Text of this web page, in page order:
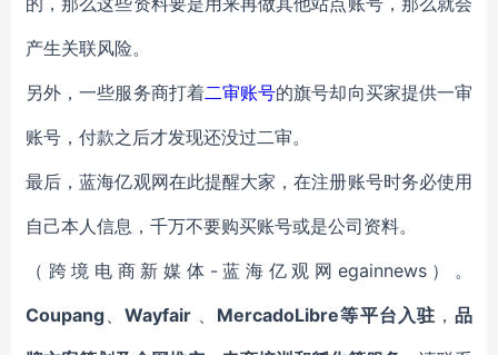
产生关联风险。
另外，一些服务商打着二审账号的旗号却向买家提供一审
账号，付款之后才发现还没过二审。
最后，蓝海亿观网在此提醒大家，在注册账号时务必使用
自己本人信息，千万不要购买账号或是公司资料。
（跨境电商新媒体-蓝海亿观网egainnews）。
Coupang、Wayfair 、 MercadoLibre等平台入驻 ，品